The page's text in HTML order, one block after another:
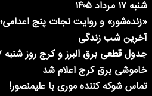
شنبه ۱۷ مرداد ۱۴۰۵
«زنده‌شور» و روایت نجات پنج
آخرین شب زندگی
خاموشی برق کرج اعلام شد
تماس شوکه کننده موری با علیمنصور!